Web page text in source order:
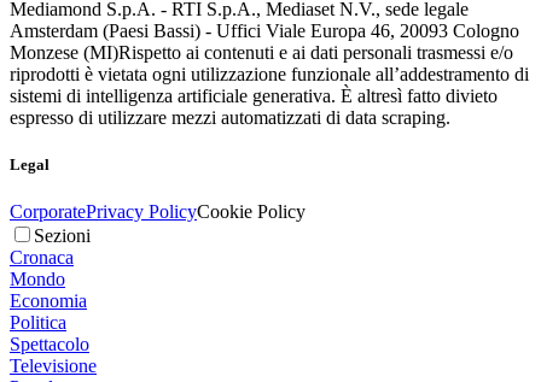
Mediamond S.p.A. - RTI S.p.A., Mediaset N.V., sede legale
Amsterdam (Paesi Bassi) - Uffici Viale Europa 46, 20093 Cologno
Monzese (MI)Rispetto ai contenuti e ai dati personali trasmessi e/o
riprodotti è vietata ogni utilizzazione funzionale all’addestramento di
sistemi di intelligenza artificiale generativa. È altresì fatto divieto
espresso di utilizzare mezzi automatizzati di data scraping.
Legal
CorporatePrivacy PolicyCookie Policy
Sezioni
Cronaca
Mondo
Economia
Politica
Spettacolo
Televisione